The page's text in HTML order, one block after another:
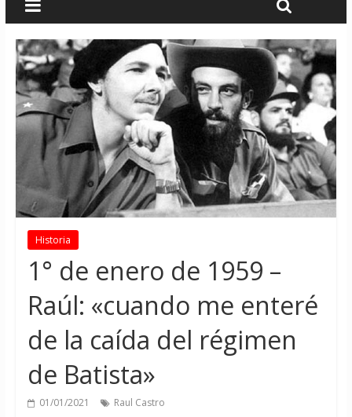
Historia
1° de enero de 1959 –
Raúl: «cuando me enteré
de la caída del régimen
de Batista»
01/01/2021 Raul Castro